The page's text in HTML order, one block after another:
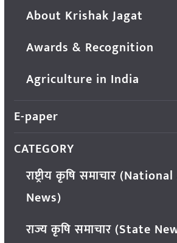
About Krishak Jagat
Awards & Recognition
Agriculture in India
E-paper
CATEGORY
राष्ट्रीय कृषि समाचार
News)
राज्य कृषि समाचार (State